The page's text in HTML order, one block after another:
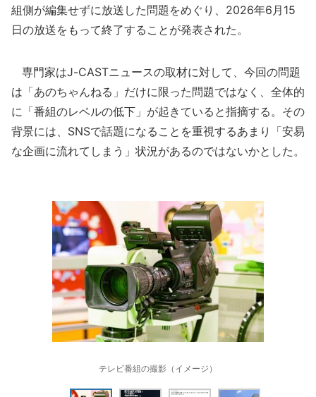
組側が編集せずに放送した問題をめぐり、2026年6月15
日の放送をもって終了することが発表された。
専門家はJ-CASTニュースの取材に対して、今回の問題
は「あのちゃんねる」だけに限った問題ではなく、全体的
に「番組のレベルの低下」が起きていると指摘する。その
背景には、SNSで話題になることを重視するあまり「安易
な企画に流れてしまう」状況があるのではないかとした。
テレビ番組の撮影（イメージ）